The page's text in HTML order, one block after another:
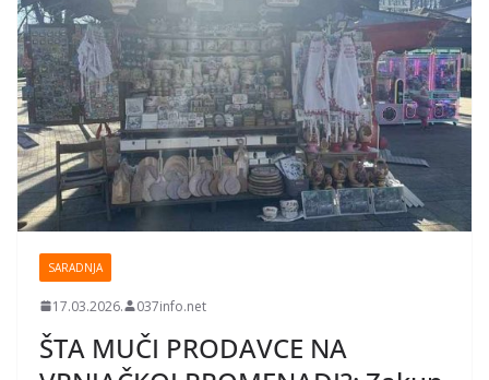
SARADNJA
17.03.2026. 037info.net
ŠTA MUČI PRODAVCE NA